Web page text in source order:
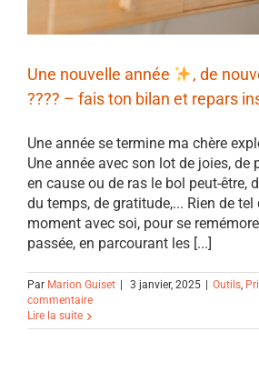
Une nouvelle année
, de
???? – fais ton bilan et repars
Une année se termine ma chère
Une année avec son lot de joies, de
en cause ou de ras le bol peut-être,
du temps, de gratitude,... Rien de tel
moment avec soi, pour se
passée, en parcourant les [...]
Par Marion Guiset 3 janvier, 2025 Outils,
commentaire
Lire la suite